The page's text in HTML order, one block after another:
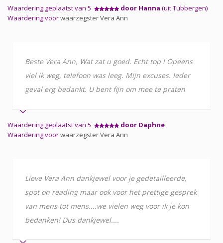
Waardering geplaatst van 5 door Hanna (uit Tubbergen)
Waardering voorwaarzegster Vera Ann
Beste Vera Ann, Wat zat u goed. Echt top ! Opeens
viel ik weg, telefoon was leeg. Mijn excuses. Ieder
geval erg bedankt. U bent fijn om mee te praten
Waardering geplaatst van 5
door Daphne
Waardering voorwaarzegster Vera Ann
Lieve Vera Ann dankjewel voor je gedetailleerde,
spot on reading maar ook voor het prettige gesprek
van mens tot mens....we vielen weg voor ik je kon
bedanken! Dus dankjewel....